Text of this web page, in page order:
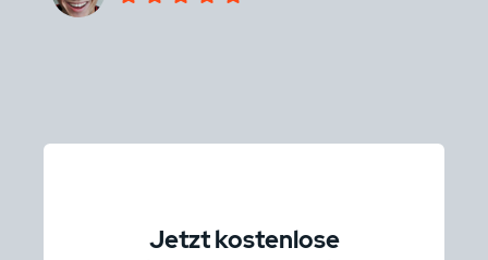
Jetzt kostenlose